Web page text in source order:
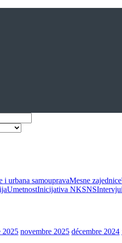
urbana samoupravaMesne zajednice
UmetnostInicijativa NKSNS
2025 novembre 2025 décembre 2024